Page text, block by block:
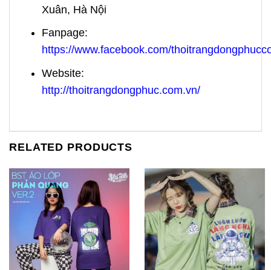
Xuân, Hà Nội
Fanpage:
https://www.facebook.com/
Website:
http://thoitrangdongphuc.com.vn/
RELATED PRODUCTS